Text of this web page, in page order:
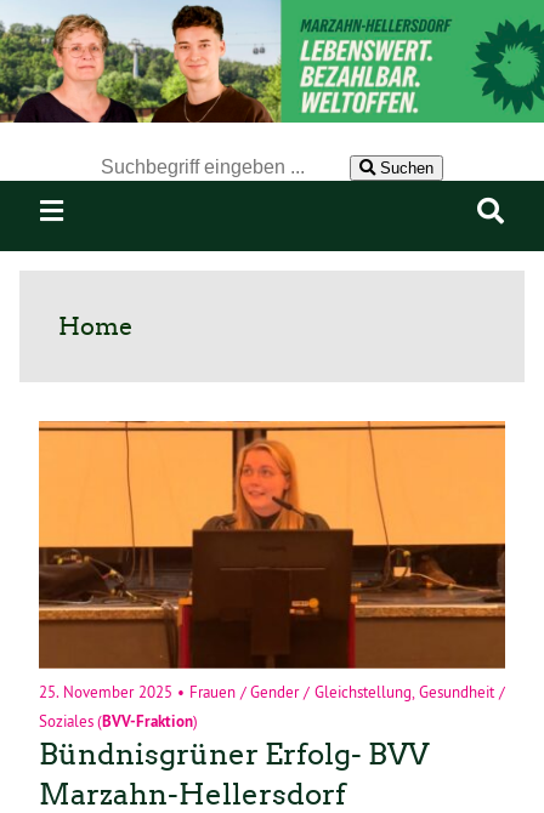
Suchen
Home
25. November 2025 • Frauen / Gender / Gleichstellung ,Gesundheit /
Soziales(BVV-Fraktion)
Bündnisgrüner Erfolg- BVV
Marzahn-Hellersdorf